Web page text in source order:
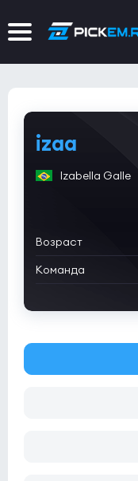
izaa
Izabella Galle
Возраст
Команда